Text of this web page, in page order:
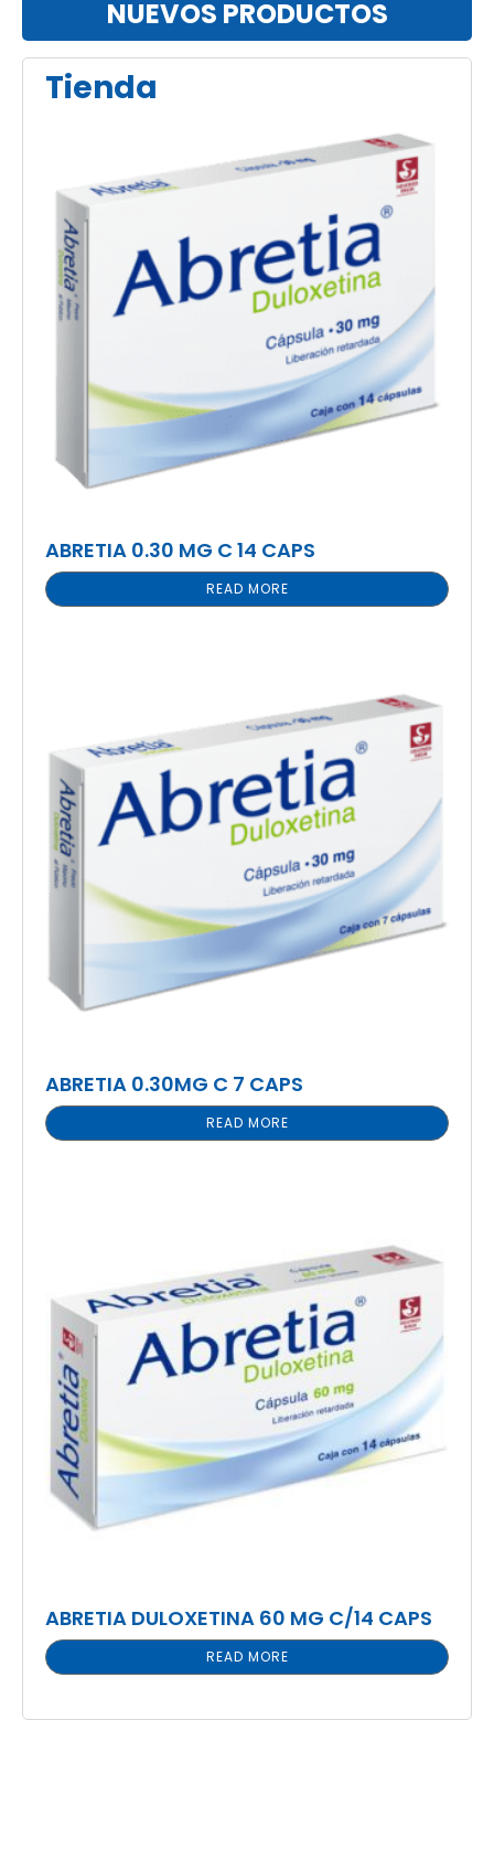
NUEVOS PRODUCTOS
Tienda
ABRETIA 0.30 MG C 14 CAPS
READ MORE
ABRETIA 0.30MG C 7 CAPS
READ MORE
ABRETIA DULOXETINA 60 MG C/14 CAPS
READ MORE